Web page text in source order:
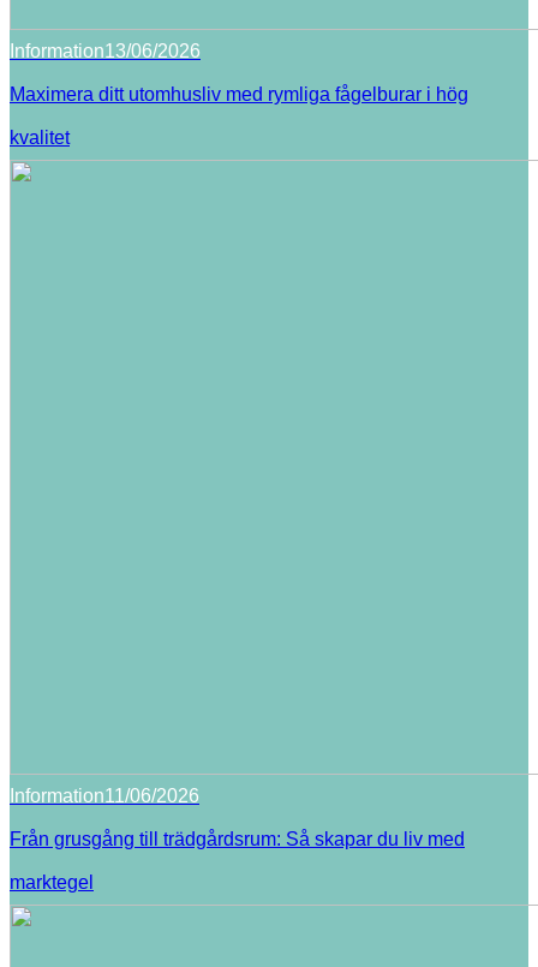
Information13/06/2026
Maximera ditt utomhusliv med rymliga fågelburar i hög
kvalitet
Information11/06/2026
Från grusgång till trädgårdsrum: Så skapar du liv med
marktegel